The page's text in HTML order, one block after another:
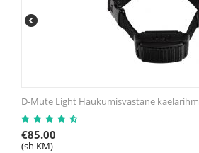
D-Mute Light Haukumisvastane kaelarihm
€85.00
(sh KM)